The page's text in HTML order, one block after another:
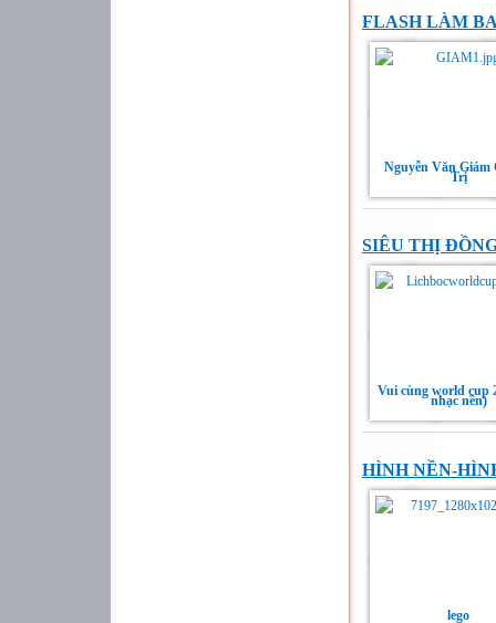
FLASH LÀM
Nguyễn Văn Giám
Trị
SIÊU THỊ
Vui cùng world cup
nhạc nền)
HÌNH NỀN-
lego